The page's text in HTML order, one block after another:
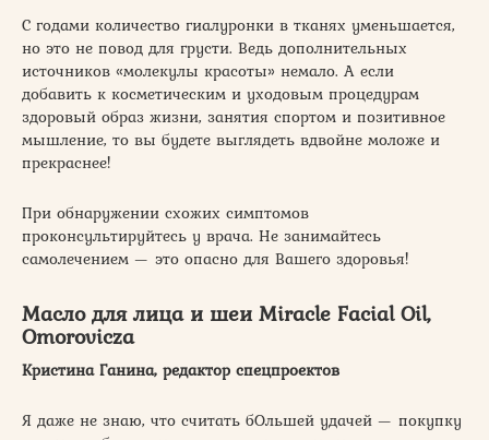
С годами количество гиалуронки в тканях уменьшается,
но это не повод для грусти. Ведь дополнительных
источников «молекулы красоты» немало. А если
добавить к косметическим и уходовым процедурам
здоровый образ жизни, занятия спортом и позитивное
мышление, то вы будете выглядеть вдвойне моложе и
прекраснее!
При обнаружении схожих симптомов
проконсультируйтесь у врача. Не занимайтесь
самолечением — это опасно для Вашего здоровья!
Масло для лица и шеи Miracle Facial Oil,
Omorovicza
Кристина Ганина, редактор спецпроектов
Я даже не знаю, что считать бОльшей удачей — покупку